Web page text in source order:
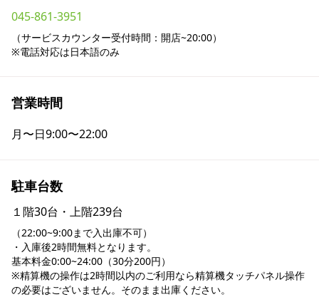
045-861-3951
（サービスカウンター受付時間：開店~20:00）
※電話対応は日本語のみ
営業時間
月〜日9:00〜22:00
駐車台数
１階30台・上階239台
（22:00~9:00まで入出庫不可）
・入庫後2時間無料となります。
基本料金0:00~24:00（30分200円）
※精算機の操作は2時間以内のご利用なら精算機タッチパネル操作
の必要はございません。そのまま出庫ください。